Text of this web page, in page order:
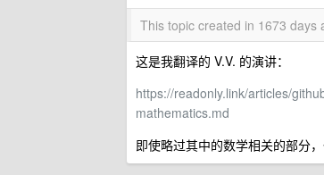
This topic created in 1673
这是我翻译的 V.V. 的演讲：
https://readonly.link/articles/
mathematics.md
即使略过其中的数学相关的部分